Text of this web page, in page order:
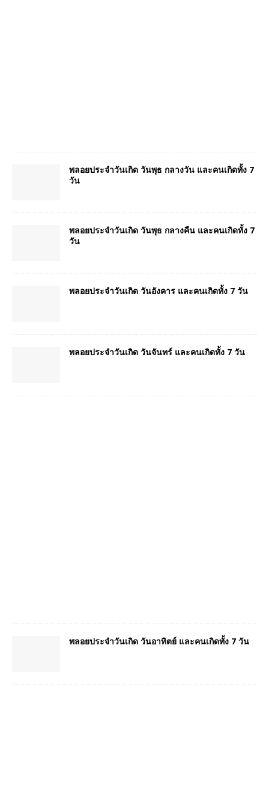
พลอยประจำวันเกิด วันพุธ กลางวัน และคนเกิดทั้ง 7
วัน
พลอยประจำวันเกิด วันพุธ กลางคืน และคนเกิดทั้ง 7
วัน
พลอยประจำวันเกิด วันอังคาร และคนเกิดทั้ง 7 วัน
พลอยประจำวันเกิด วันจันทร์ และคนเกิดทั้ง 7 วัน
พลอยประจำวันเกิด วันอาทิตย์ และคนเกิดทั้ง 7 วัน